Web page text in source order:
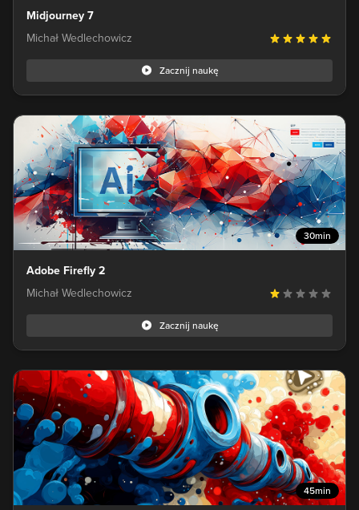
Midjourney 7
Michał Wedlechowicz
Zacznij naukę
30min
Adobe Firefly 2
Michał Wedlechowicz
Zacznij naukę
45min